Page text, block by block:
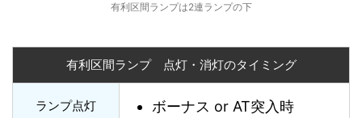
有利区間ランプは2連ランプの下
有利区間ランプ 点灯・消灯のタイミング
ランプ点灯 ボーナス or AT突入時